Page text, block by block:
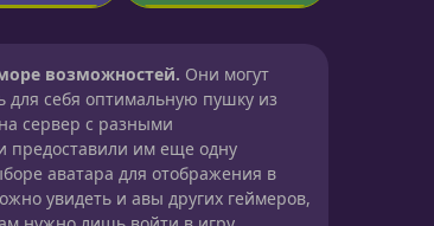
возможностей. Они могут
для себя оптимальную пушку из
сервер с разными
предоставили им еще одну
аватара для отображения в
увидеть и авы других геймеров,